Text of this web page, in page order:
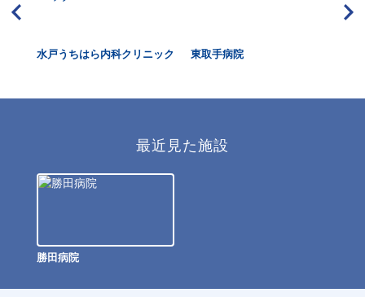
水戸うちはら内科クリニック 東取手病院
最近見た施設
勝田病院